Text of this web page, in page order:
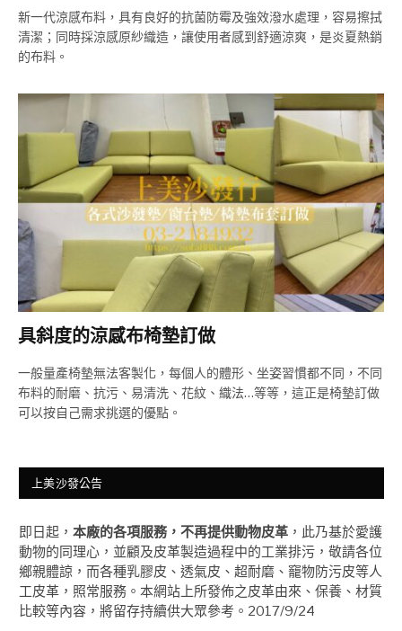
新一代涼感布料，具有良好的抗菌防霉及強效潑水處理，容易擦拭
清潔；同時採涼感原紗織造，讓使用者感到舒適涼爽，是炎夏熱銷
的布料。
具斜度的涼感布椅墊訂做
一般量產椅墊無法客製化，每個人的體形、坐姿習慣都不同，不同
布料的耐磨、抗污、易清洗、花紋、織法…等等，這正是椅墊訂做
可以按自己需求挑選的優點。
上美沙發公告
即日起， 本廠的各項服務，不再提供動物皮革 ，此乃基於愛護
動物的同理心，並顧及皮革製造過程中的工業排污，敬請各位
鄉親體諒，而各種乳膠皮、透氣皮、超耐磨、竉物防污皮等人
工皮革，照常服務。本網站上所發佈之皮革由來、保養、材質
比較等內容，將留存持續供大眾參考。2017/9/24